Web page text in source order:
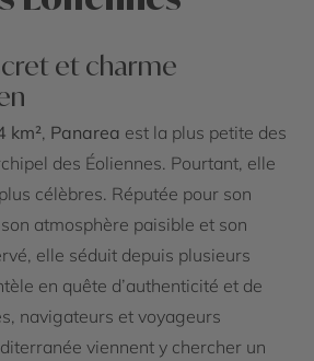
et charme
km², Panarea est la plus petite des
des Éoliennes. Pourtant, elle
célèbres. Réputée pour son
atmosphère paisible et son
elle séduit depuis plusieurs
en quête d’authenticité et de
navigateurs et voyageurs
viennent y chercher un